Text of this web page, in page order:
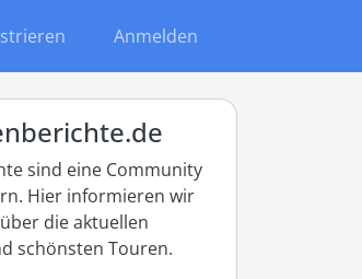
Anmelden
sind eine Community
Hier informieren wir
die aktuellen
schönsten Touren.